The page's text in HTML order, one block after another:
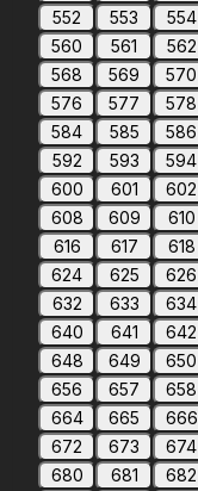
552
553 554
560
561 562
568
569 570
576
577 578
584
585 586
592
593 594
600
601 602
608
609 610
616
617 618
624
625 626
632
633 634
640
641 642
648
649 650
656
657 658
664
665 666
672
673 674
680
681 682